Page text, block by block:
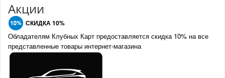
Акции
СКИДКА 10%
Обладателям Клубных Карт предоставляется скидка 10% на все
представленные товары интернет-магазина